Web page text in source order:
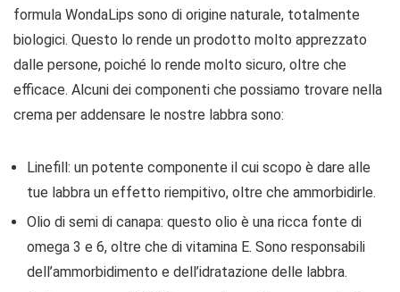
formula WondaLips sono di origine naturale, totalmente
biologici. Questo lo rende un prodotto molto apprezzato
dalle persone, poiché lo rende molto sicuro, oltre che
efficace. Alcuni dei componenti che possiamo trovare nella
crema per addensare le nostre labbra sono:
Linefill: un potente componente il cui scopo è dare alle
tue labbra un effetto riempitivo, oltre che ammorbidirle.
Olio di semi di canapa: questo olio è una ricca fonte di
omega 3 e 6, oltre che di vitamina E. Sono responsabili
dell’ammorbidimento e dell’idratazione delle labbra.